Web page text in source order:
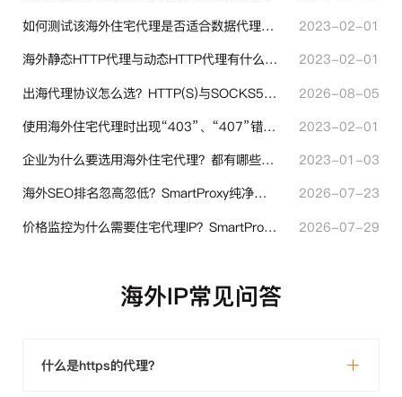
如何测试该海外住宅代理是否适合数据代理使用？
2023-02-01
海外静态HTTP代理与动态HTTP代理有什么不同？
2023-02-01
出海代理协议怎么选？HTTP(S)与SOCKS5核心差异与选型技巧
2026-08-05
使用海外住宅代理时出现“403”、“407”错误代码时代表什么？
2023-02-01
企业为什么要选用海外住宅代理？都有哪些帮助？
2023-01-03
海外SEO排名忽高忽低？SmartProxy纯净住宅IP助力站点权重稳定
2026-07-23
价格监控为什么需要住宅代理IP？SmartProxy助力跨境商家实现全球竞品数据采集
2026-07-29
海外IP常见问答
什么是https的代理？